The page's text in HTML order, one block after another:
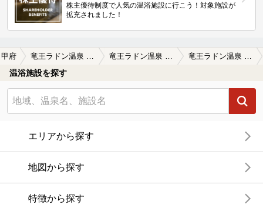
株主優待制度で人気の温浴施設に行こう！対象施設が
拡充されました！
甲府
温浴施設を探す
エリアから探す
地図から探す
特徴から探す